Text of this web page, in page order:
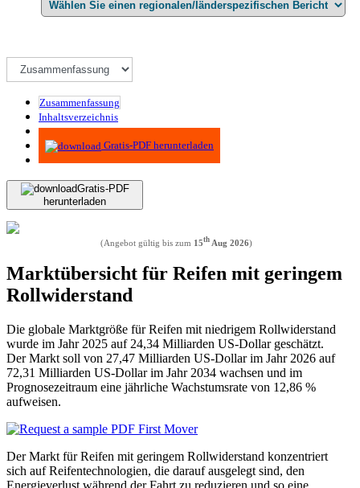
Zusammenfassung
Inhaltsverzeichnis
Methodik
Gratis-PDF herunterladen
Gratis-PDF
herunterladen
(Angebot gültig bis zum 15thAug 2026)
Marktübersicht für Reifen mit geringem
Rollwiderstand
Die globale Marktgröße für Reifen mit niedrigem Rollwiderstand
wurde im Jahr 2025 auf 24,34 Milliarden US-Dollar geschätzt.
Der Markt soll von 27,47 Milliarden US-Dollar im Jahr 2026 auf
72,31 Milliarden US-Dollar im Jahr 2034 wachsen und im
Prognosezeitraum eine jährliche Wachstumsrate von 12,86 %
aufweisen.
Der Markt für Reifen mit geringem Rollwiderstand konzentriert
sich auf Reifentechnologien, die darauf ausgelegt sind, den